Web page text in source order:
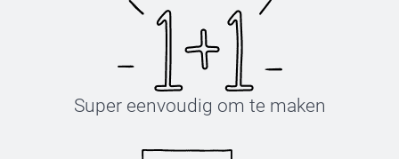
Super eenvoudig om te maken